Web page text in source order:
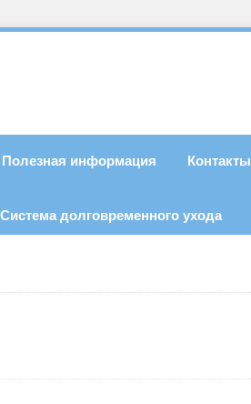
Полезная информация Контакты
Система долговременного ухода